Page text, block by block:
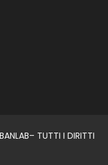
TUTTI I DIRITTI